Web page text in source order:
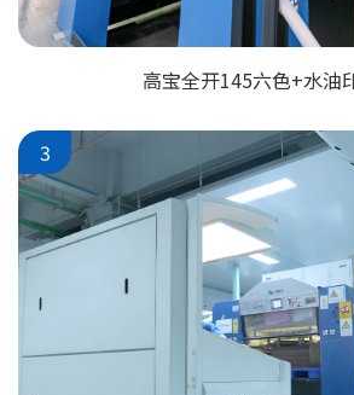
高宝全开145六色+水油
3